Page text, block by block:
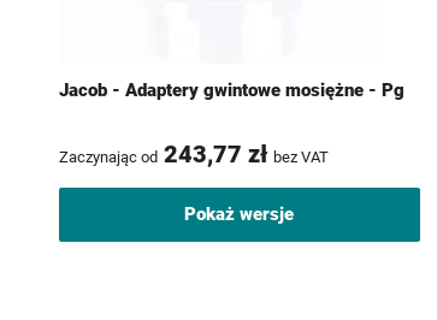
Jacob - Adaptery gwintowe mosiężne - Pg
Zaczynając od 243,77 zł bez VAT
Pokaż wersje